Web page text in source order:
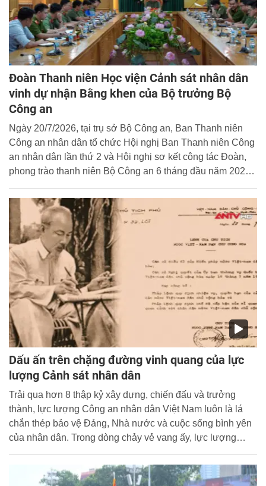
Đoàn Thanh niên Học viện Cảnh sát nhân dân
vinh dự nhận Bằng khen của Bộ trưởng Bộ
Công an
Ngày 20/7/2026, tại trụ sở Bộ Công an, Ban Thanh niên
Công an nhân dân tổ chức Hội nghị Ban Thanh niên Công
an nhân dân lần thứ 2 và Hội nghị sơ kết công tác Đoàn,
phong trào thanh niên Bộ Công an 6 tháng đầu năm 2026,
Dấu ấn trên chặng đường vinh quang của lực
lượng Cảnh sát nhân dân
Trải qua hơn 8 thập kỷ xây dựng, chiến đấu và trưởng
thành, lực lượng Công an nhân dân Việt Nam luôn là lá
chắn thép bảo vệ Đảng, Nhà nước và cuộc sống bình yên
của nhân dân. Trong dòng chảy vẻ vang ấy, lực lượng
bằng lòng trung thành tuyệt đối với Tổ quốc, tinh thần dũng
cảm, mưu trí trước mọi loại tội phạm và sự tận tụy trong